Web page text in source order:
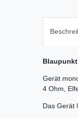
Gerät
4 Ohm,
Das Gerät